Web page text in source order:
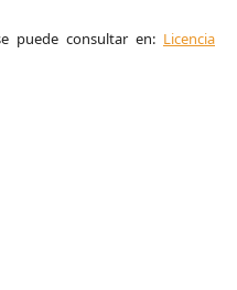
puede consultar en: Licencia